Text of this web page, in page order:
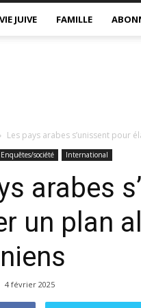
VIE JUIVE FAMILLE
Les pays arabes s’unissent pour
Enquêtes/société International
arabes
un plan
4 février 2025